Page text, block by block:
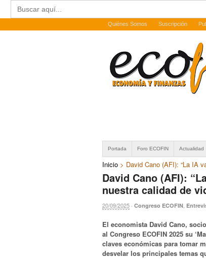
Buscar:
Quiénes Somos Suscripción
Portada Foro ECOFIN Actualidad
Inicio > David Cano (AFI): “La IA
David Cano (AFI):
nuestra calidad de
20/09/2025 · Congreso ECOFIN
El economista David Cano,
al Congreso ECOFIN 2025 su
claves económicas para tomar
desvelar los principales temas